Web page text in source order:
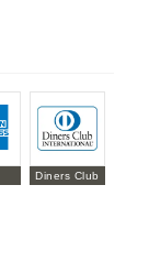
Diners Club